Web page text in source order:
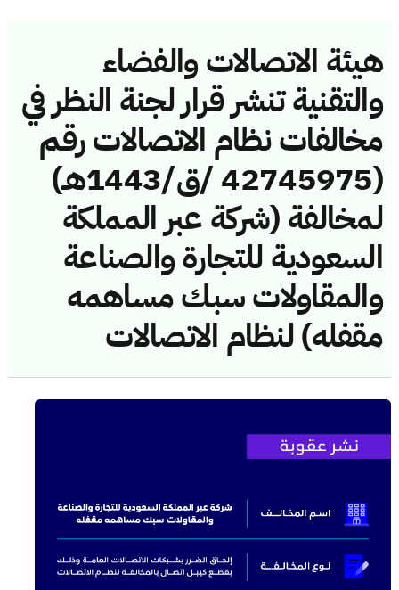
هيئة الاتصالات والفضاء
والتقنية تنشر قرار لجنة النظر في
مخالفات نظام الاتصالات رقم
(42745975 /ق/1443هـ)
لمخالفة (شركة عبر المملكة
السعودية للتجارة والصناعة
والمقاولات سبك مساهمه
مقفله) لنظام الاتصالات